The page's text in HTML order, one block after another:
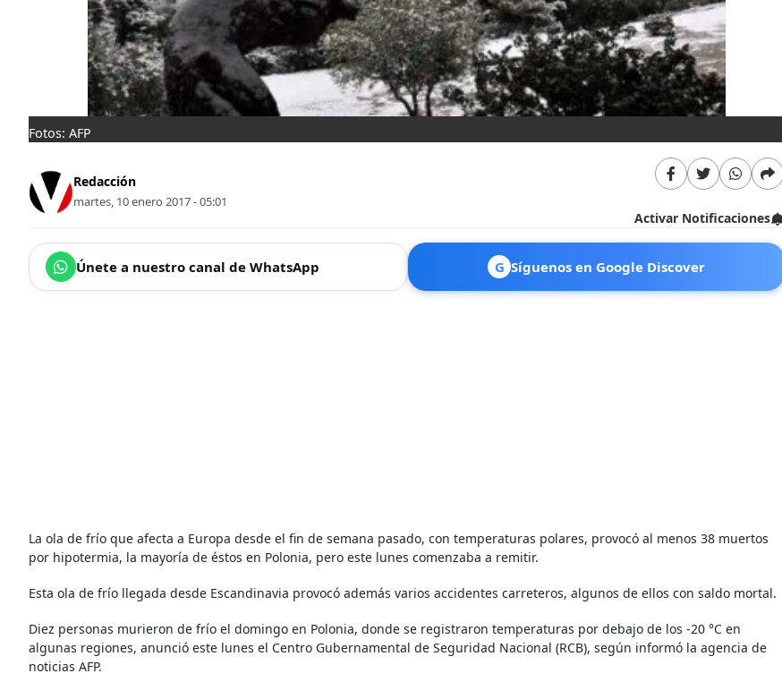
Fotos: AFP
Redacción
martes, 10 enero 2017 - 05:01
Activar Notificaciones
Únete a nuestro canal de WhatsApp G Síguenos en Google Discover
La ola de frío que afecta a Europa desde el fin de semana pasado, con temperaturas polares, provocó al menos 38 muertos
por hipotermia, la mayoría de éstos en Polonia, pero este lunes comenzaba a remitir.
Esta ola de frío llegada desde Escandinavia provocó además varios accidentes carreteros, algunos de ellos con saldo mortal.
Diez personas murieron de frío el domingo en Polonia, donde se registraron temperaturas por debajo de los -20 °C en
algunas regiones, anunció este lunes el Centro Gubernamental de Seguridad Nacional (RCB), según informó la agencia de
noticias AFP.